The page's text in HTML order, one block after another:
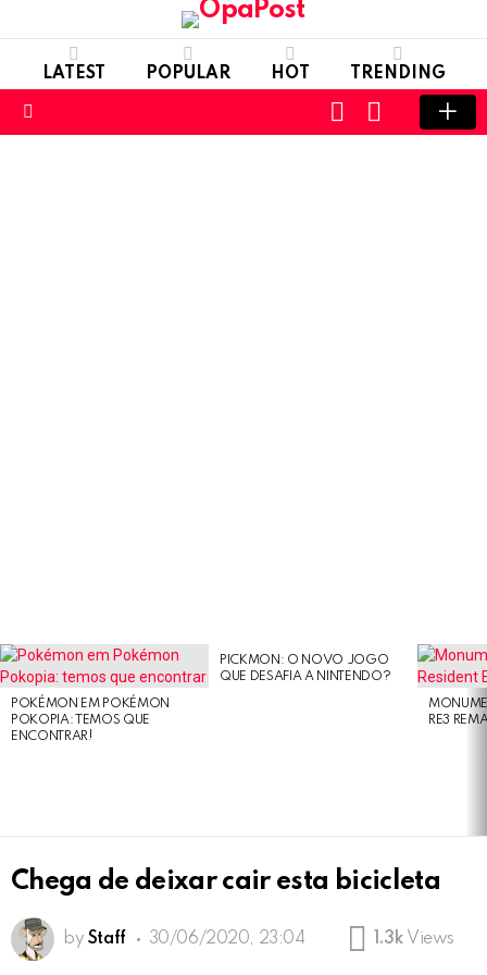
LATEST POPULAR HOT TRENDING
SWITCH
SKIN
LOGIN
LATEST
STORIES
POKÉMON EM POKÉMON
POKOPIA: TEMOS QUE
ENCONTRAR!
PICKMON: O NOVO JOGO
QUE DESAFIA A NINTENDO?
RE3
Chega de deixar cair esta bicicleta
by Staff 30/06/2020, 23:04 1.3k Views